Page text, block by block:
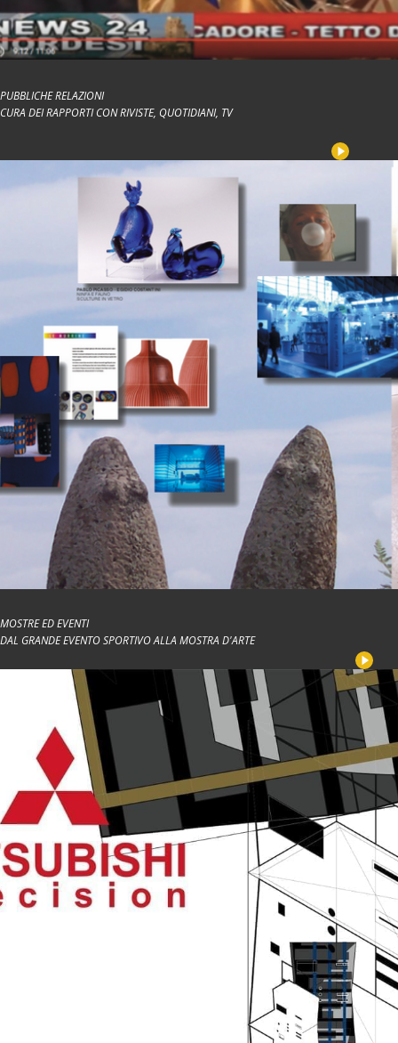
PUBBLICHE RELAZIONI
CURA DEI RAPPORTI CON RIVISTE, QUOTIDIANI, TV
MOSTRE ED EVENTI
DAL GRANDE EVENTO SPORTIVO ALLA MOSTRA D'ARTE